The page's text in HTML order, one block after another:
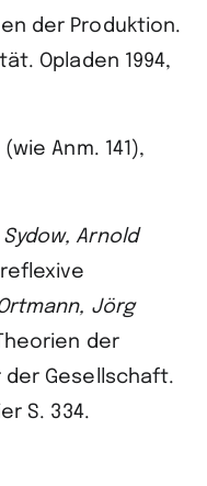
der Produktion.
Opladen 1994,
Anm. 141),
Sydow, Arnold
Jörg
der
der Gesellschaft.
S. 334.